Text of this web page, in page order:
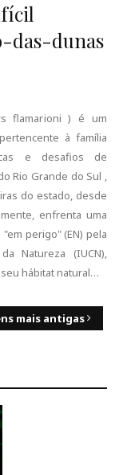
das-dunas
flamarioni ) é um
à família
e desafios de
Rio Grande do Sul ,
do estado, desde
enfrenta uma
perigo" (EN) pela
Natureza (IUCN),
hábitat natural…
mais antigas